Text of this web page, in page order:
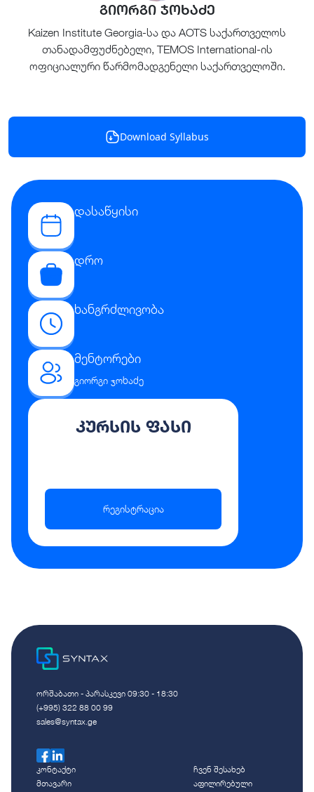
გიორგი ჯოხაძე
Kaizen Institute Georgia-სა და AOTS საქართველოს
თანადამფუძნებელი, TEMOS International-ის
ოფიციალური წარმომადგენელი საქართველოში.
Download Syllabus
დასაწყისი
დრო
ხანგრძლივობა
მენტორები
გიორგი ჯოხაძე
კურსის ფასი
რეგისტრაცია
ორშაბათი - პარასკევი 09:30 - 18:30
(+995) 322 88 00 99
sales@syntax.ge
კონტაქტი
მთავარი
ჩვენ შესახებ
აფილირებული